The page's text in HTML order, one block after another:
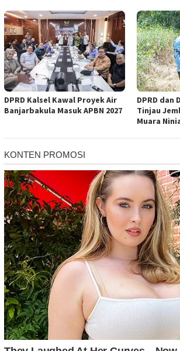
DPRD Kalsel Kawal Proyek Air
Banjarbakula Masuk APBN 2027
DPRD dan
Tinjau
Muara